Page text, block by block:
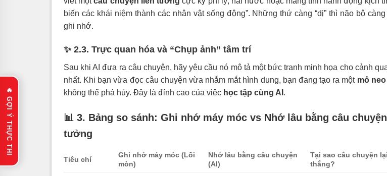
biến các khái niệm thành các nhân vật sống động”. Những thứ càng “dị” thì não bộ
ghi nhớ.
✨ 2.3. Trực quan hóa và “Chụp ảnh” tâm trí
Sau khi AI đưa ra câu chuyện, hãy yêu cầu nó mô tả một bức tranh minh họa cho cảnh
nhất. Khi bạn vừa đọc câu chuyện vừa nhắm mắt hình dung, bạn đang tạo ra một mỏ
không thể phá hủy. Đây là đỉnh cao của việc học tập cùng AI .
📊 3. Bảng so sánh: Ghi nhớ máy móc vs Nhớ lâu bằng câu
tưởng
Tiêu chí
Ghi nhớ máy móc (Lối
mòn)
Nhớ lâu bằng câu chuyện
(AI)
Tại sao câu chuyện lại
thắng?
🔥 GỢI Ý THỰC THI